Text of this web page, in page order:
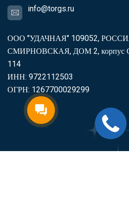
info@torgs.ru
ООО "УДАЧНАЯ" 109052,
СМИРНОВСКАЯ, ДОМ 2, корпус
114
ИНН: 9722112503
ОГРН: 1267700029299